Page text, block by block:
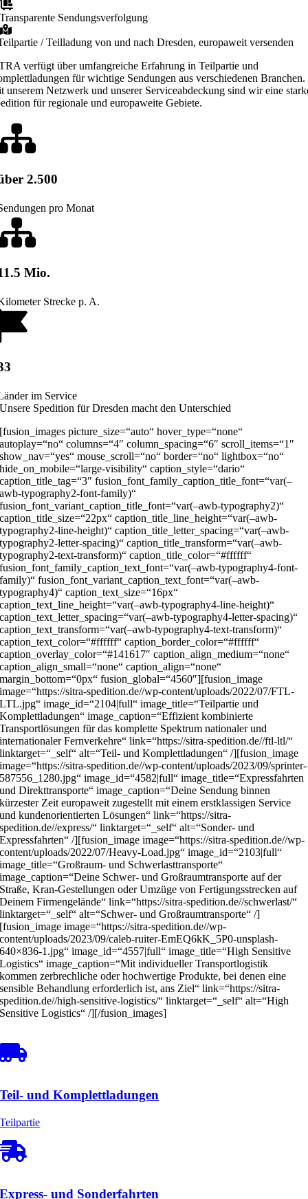
Transparente Sendungsverfolgung
/ Teilladung von und nach Dresden, europaweit versenden
verfügt über umfangreiche Erfahrung in Teilpartie und
für wichtige Sendungen aus verschiedenen Branchen.
unserem Netzwerk und unserer Serviceabdeckung sind wir eine
für regionale und europaweite Gebiete.
2.500
pro Monat
Mio.
Strecke p. A.
im Service
Unsere Spedition für Dresden macht den Unterschied
[fusion_images picture_size=“auto“ hover_type=“none“
autoplay=“no“ columns=“4″ column_spacing=“6″ scroll_items=“1″
show_nav=“yes“ mouse_scroll=“no“ border=“no“ lightbox=“no“
hide_on_mobile=“large-visibility“ caption_style=“dario“
caption_title_tag=“3″ fusion_font_family_caption_title_font=“var(–
awb-typography2-font-family)“
fusion_font_variant_caption_title_font=“var(–awb-typography2)“
caption_title_size=“22px“ caption_title_line_height=“var(–awb-
typography2-line-height)“ caption_title_letter_spacing=“var(–awb-
typography2-letter-spacing)“ caption_title_transform=“var(–awb-
typography2-text-transform)“ caption_title_color=“#ffffff“
fusion_font_family_caption_text_font=“var(–awb-typography4-font-
family)“ fusion_font_variant_caption_text_font=“var(–awb-
typography4)“ caption_text_size=“16px“
caption_text_line_height=“var(–awb-typography4-line-height)“
caption_text_letter_spacing=“var(–awb-typography4-letter-spacing)“
caption_text_transform=“var(–awb-typography4-text-transform)“
caption_text_color=“#ffffff“ caption_border_color=“#ffffff“
caption_overlay_color=“#141617″ caption_align_medium=“none“
caption_align_small=“none“ caption_align=“none“
margin_bottom=“0px“ fusion_global=“4560″][fusion_image
image=“https://sitra-spedition.de//wp-content/uploads/2022/07/FTL-
LTL.jpg“ image_id=“2104|full“ image_title=“Teilpartie und
Komplettladungen“ image_caption=“Effizient kombinierte
Transportlösungen für das komplette Spektrum nationaler und
internationaler Fernverkehre“ link=“https://sitra-spedition.de//ftl-ltl/“
linktarget=“_self“ alt=“Teil- und Komplettladungen“ /][fusion_image
image=“https://sitra-spedition.de//wp-content/uploads/2023/09/sprinter-
587556_1280.jpg“ image_id=“4582|full“ image_title=“Expressfahrten
und Direkttransporte“ image_caption=“Deine Sendung binnen
kürzester Zeit europaweit zugestellt mit einem erstklassigen Service
und kundenorientierten Lösungen“ link=“https://sitra-
spedition.de//express/“ linktarget=“_self“ alt=“Sonder- und
Expressfahrten“ /][fusion_image image=“https://sitra-spedition.de//wp-
content/uploads/2022/07/Heavy-Load.jpg“ image_id=“2103|full“
image_title=“Großraum- und Schwerlasttransporte“
image_caption=“Deine Schwer- und Großraumtransporte auf der
Straße, Kran-Gestellungen oder Umzüge von Fertigungsstrecken auf
Deinem Firmengelände“ link=“https://sitra-spedition.de//schwerlast/“
linktarget=“_self“ alt=“Schwer- und Großraumtransporte“ /]
[fusion_image image=“https://sitra-spedition.de//wp-
content/uploads/2023/09/caleb-ruiter-EmEQ6kK_5P0-unsplash-
640×836-1.jpg“ image_id=“4557|full“ image_title=“High Sensitive
Logistics“ image_caption=“Mit individueller Transportlogistik
kommen zerbrechliche oder hochwertige Produkte, bei denen eine
sensible Behandlung erforderlich ist, ans Ziel“ link=“https://sitra-
spedition.de//high-sensitive-logistics/“ linktarget=“_self“ alt=“High
Sensitive Logistics“ /][/fusion_images]
Teil- und Komplettladungen
Teilpartie
Express- und Sonderfahrten